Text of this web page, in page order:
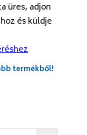
üres, adjon
és küldje
termékből!